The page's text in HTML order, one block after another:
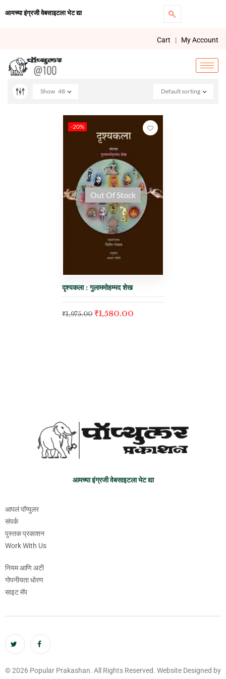
आमच्या इंग्रजी वेबसाइटला भेट द्या
Cart | My Account
Default sorting
Show 48
-20%
Out Of Stock
दृश्यकला : गुलाममोहम्मद शेख
₹1,975.00 ₹1,580.00
आमच्या इंग्रजी वेबसाइटला भेट द्या
आपलं पॉप्युलर
संपर्क
पुस्तक प्रकाशन
Work With Us
नियम आणि अटी
गोपनीयता धोरण
साइट मॅप
© 2026 Popular Prakashan. All Rights Reserved. Website Designed by